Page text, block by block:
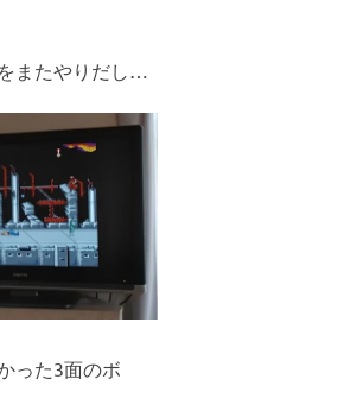
またやりだし…
った3面のボ